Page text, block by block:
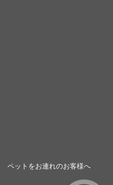
ペットをお連れのお客様へ